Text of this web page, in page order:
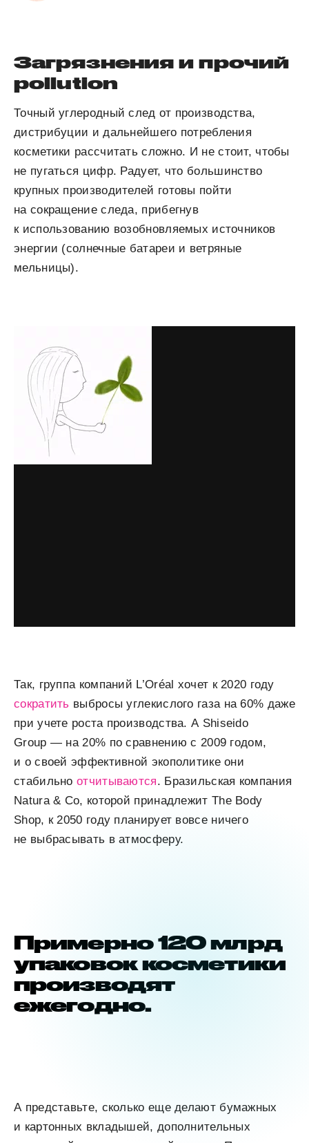
Загрязнения и прочий
pollution
Точный углеродный след от производства,
дистрибуции и дальнейшего потребления
косметики рассчитать сложно. И не стоит, чтобы
не пугаться цифр. Радует, что большинство
крупных производителей готовы пойти
на сокращение следа, прибегнув
к использованию возобновляемых источников
энергии (солнечные батареи и ветряные
мельницы).
Так, группа компаний L’Oréal хочет к 2020 году
сократить выбросы углекислого газа на 60% даже
при учете роста производства. А Shiseido
Group — на 20% по сравнению с 2009 годом,
и о своей эффективной экополитике они
стабильноотчитываются. Бразильская компания
Natura & Co, которой принадлежит The Body
Shop, к 2050 году планирует вовсе ничего
не выбрасывать в атмосферу.
Примерно 120 млрд
упаковок косметики
производят
ежегодно.
А представьте, сколько еще делают бумажных
и картонных вкладышей, дополнительных